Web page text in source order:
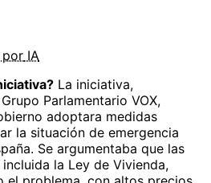
por IA
La iniciativa,
Parlamentario VOX,
adoptara medidas
la situación de emergencia
Se argumentaba que las
la Ley de Vivienda,